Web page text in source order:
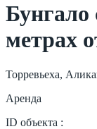
Бунгало
метрах
Торревьеха,
Аренда
ID объекта :